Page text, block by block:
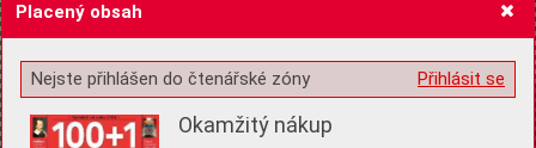
Žádost o souhlas s ukládáním volitelných informací
Placený obsah
Přihlásit se
Nejste přihlášen do čtenářské zóny
Okamžitý nákup